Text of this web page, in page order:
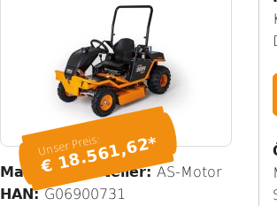
Unser Preis:
€ 18.561,62*
Marke / Hersteller:AS-Motor
HAN:G06900731